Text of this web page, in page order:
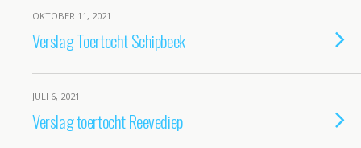
OKTOBER 11, 2021
Verslag Toertocht Schipbeek
JULI 6, 2021
Verslag toertocht Reevediep